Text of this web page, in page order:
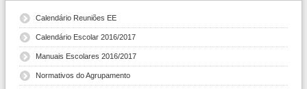
Calendário Reuniões EE
Calendário Escolar 2016/2017
Manuais Escolares 2016/2017
Normativos do Agrupamento